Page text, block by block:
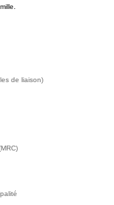
de liaison)